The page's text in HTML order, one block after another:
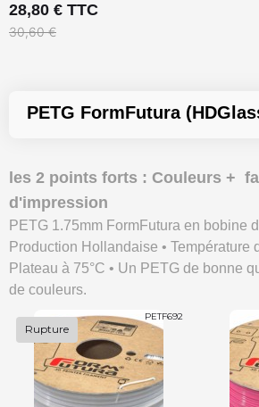
28,80 € TTC
30,60 €
PETG FormFutura
les 2 points forts : Couleurs +
d'impression
PETG 1.75mm FormFutura en bobine
Production Hollandaise • Température
Plateau à 75°C • Un PETG de bonne
de couleurs.
Rupture
PETF692